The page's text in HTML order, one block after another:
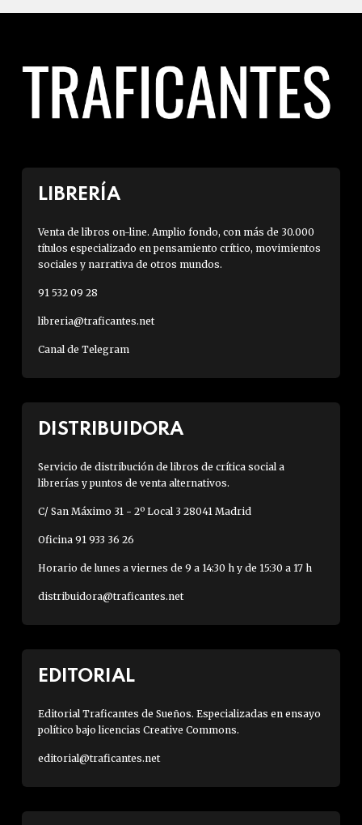
LIBRERÍA
Venta de libros on-line. Amplio fondo, con más de 30.000
títulos especializado en pensamiento crítico, movimientos
sociales y narrativa de otros mundos.
91 532 09 28
libreria@traficantes.net
Canal de Telegram
DISTRIBUIDORA
Servicio de distribución de libros de crítica social a
librerías y puntos de venta alternativos.
C/ San Máximo 31 - 2º Local 3 28041 Madrid
Oficina 91 933 36 26
Horario de lunes a viernes de 9 a 14:30 h y de 15:30 a 17 h
distribuidora@traficantes.net
EDITORIAL
Editorial Traficantes de Sueños. Especializadas en ensayo
político bajo licencias Creative Commons.
editorial@traficantes.net